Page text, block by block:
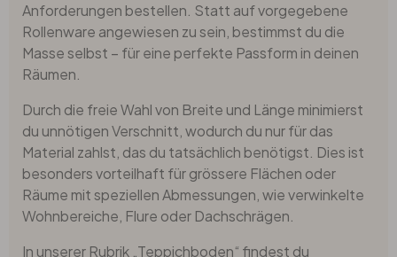
Anforderungen bestellen. Statt auf vorgegebene
Rollenware angewiesen zu sein, bestimmst du die
Masse selbst – für eine perfekte Passform in deinen
Räumen.
Durch die freie Wahl von Breite und Länge minimierst
du unnötigen Verschnitt, wodurch du nur für das
Material zahlst, das du tatsächlich benötigst. Dies ist
besonders vorteilhaft für grössere Flächen oder
Räume mit speziellen Abmessungen, wie verwinkelte
Wohnbereiche, Flure oder Dachschrägen.
In unserer Rubrik „Teppichboden“ findest du